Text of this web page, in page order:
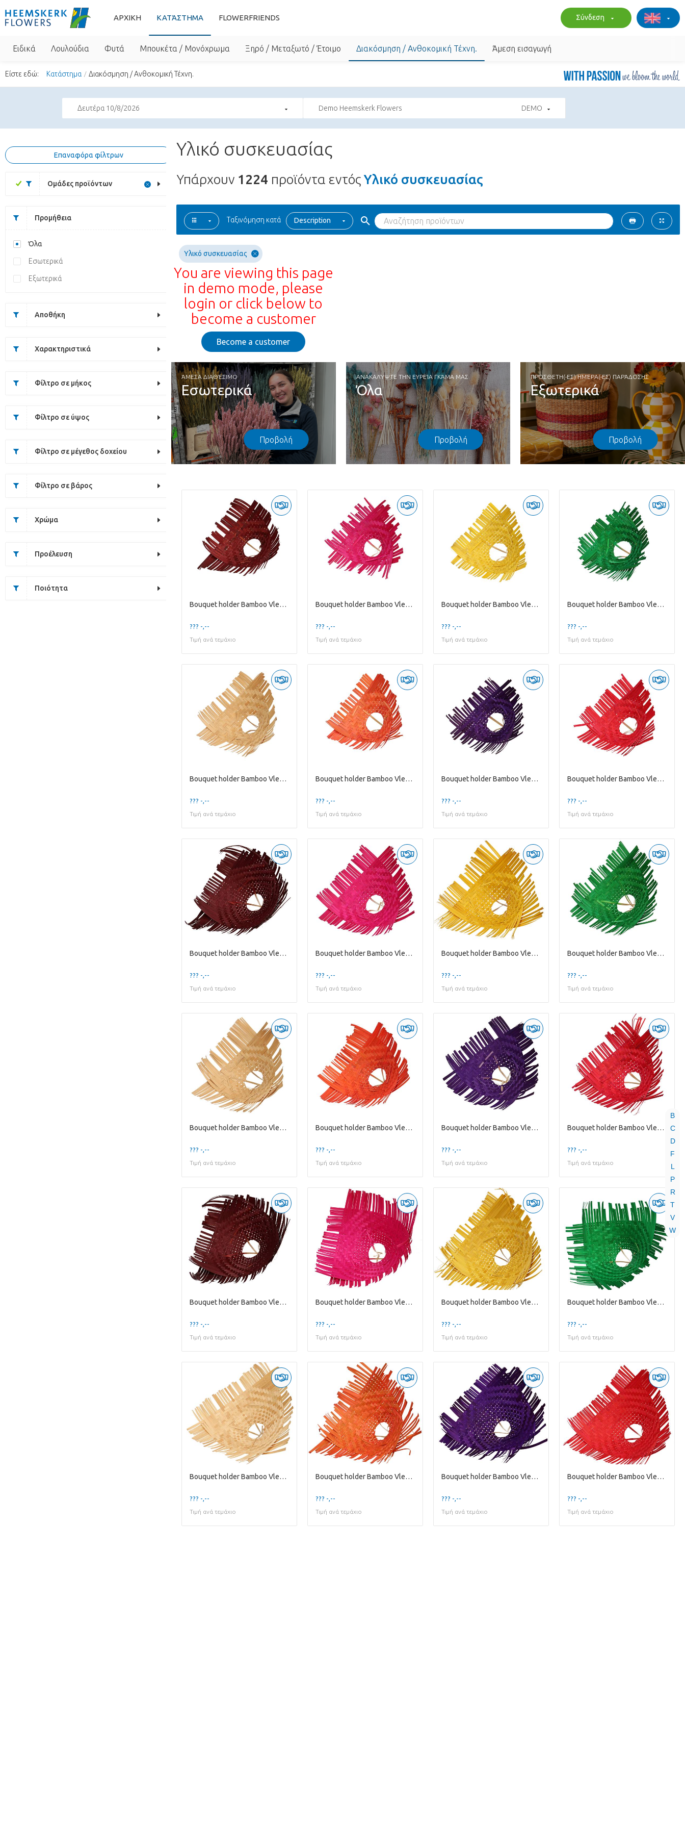
ΑΡΧΙΚΗ ΚΑΤΆΣΤΗΜΑ FLOWERFRIENDS Σύνδεση
Ειδικά Λουλούδια Φυτά Μπουκέτα / Μονόχρωμα Ξηρό / Μεταξωτό / Έτοιμο Διακόσμηση / Ανθοκομική Τέχνη. Άμεση εισαγωγή
Είστε εδώ: Κατάστημα Διακόσμηση / Ανθοκομική Τέχνη.
Δευτέρα 10/8/2026 Demo Heemskerk Flowers DEMO
B
C
D
F
L
P
R
T
V
W
Επαναφόρα φίλτρων
Ομάδες προϊόντων
Προμήθεια
Όλα
Εσωτερικά
Εξωτερικά
Αποθήκη
Χαρακτηριστικά
Φίλτρο σε μήκος
Φίλτρο σε ύψος
Φίλτρο σε μέγεθος δοχείου
Φίλτρο σε βάρος
Χρώμα
Προέλευση
Ποιότητα
Υλικό συσκευασίας
Υπάρχουν 1224 προϊόντα εντόςΥλικό συσκευασίας
Ταξινόμηση κατά Description
Υλικό συσκευασίας
You are viewing this page
in demo mode, please
login or click below to
become a customer
Become a customer
ΆΜΕΣΑ ΔΙΑΘΈΣΙΜΟ
Εσωτερικά
Προβολή
ΑΝΑΚΑΛΎΨΤΕ ΤΗΝ ΕΥΡΕΊΑ ΓΚΆΜΑ ΜΑΣ
Όλα
Προβολή
ΠΡΌΣΘΕΤΗ(-ΕΣ) ΗΜΈΡΑ(-ΕΣ) ΠΑΡΆΔΟΣΗΣ
Εξωτερικά
Προβολή
Bouquet holder Bamboo Vlecht D25cm
??? -,--
Τιμή ανά τεμάχιο
Bouquet holder Bamboo Vlecht D25cm
??? -,--
Τιμή ανά τεμάχιο
Bouquet holder Bamboo Vlecht D25cm
??? -,--
Τιμή ανά τεμάχιο
Bouquet holder Bamboo Vlecht D25cm
??? -,--
Τιμή ανά τεμάχιο
Bouquet holder Bamboo Vlecht D25cm
??? -,--
Τιμή ανά τεμάχιο
Bouquet holder Bamboo Vlecht D25cm
??? -,--
Τιμή ανά τεμάχιο
Bouquet holder Bamboo Vlecht D25cm
??? -,--
Τιμή ανά τεμάχιο
Bouquet holder Bamboo Vlecht D25cm
??? -,--
Τιμή ανά τεμάχιο
Bouquet holder Bamboo Vlecht D30cm
??? -,--
Τιμή ανά τεμάχιο
Bouquet holder Bamboo Vlecht D30cm
??? -,--
Τιμή ανά τεμάχιο
Bouquet holder Bamboo Vlecht D30cm
??? -,--
Τιμή ανά τεμάχιο
Bouquet holder Bamboo Vlecht D30cm
??? -,--
Τιμή ανά τεμάχιο
Bouquet holder Bamboo Vlecht D30cm
??? -,--
Τιμή ανά τεμάχιο
Bouquet holder Bamboo Vlecht D30cm
??? -,--
Τιμή ανά τεμάχιο
Bouquet holder Bamboo Vlecht D30cm
??? -,--
Τιμή ανά τεμάχιο
Bouquet holder Bamboo Vlecht D30cm
??? -,--
Τιμή ανά τεμάχιο
Bouquet holder Bamboo Vlecht D34cm
??? -,--
Τιμή ανά τεμάχιο
Bouquet holder Bamboo Vlecht D34cm
??? -,--
Τιμή ανά τεμάχιο
Bouquet holder Bamboo Vlecht D34cm
??? -,--
Τιμή ανά τεμάχιο
Bouquet holder Bamboo Vlecht D34cm
??? -,--
Τιμή ανά τεμάχιο
Bouquet holder Bamboo Vlecht D34cm
??? -,--
Τιμή ανά τεμάχιο
Bouquet holder Bamboo Vlecht D34cm
??? -,--
Τιμή ανά τεμάχιο
Bouquet holder Bamboo Vlecht D34cm
??? -,--
Τιμή ανά τεμάχιο
Bouquet holder Bamboo Vlecht D34cm
??? -,--
Τιμή ανά τεμάχιο